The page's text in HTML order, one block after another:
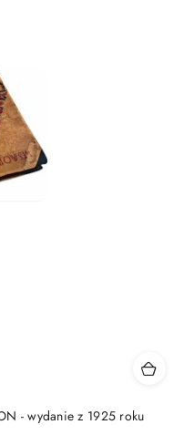
- wydanie z 1925 roku